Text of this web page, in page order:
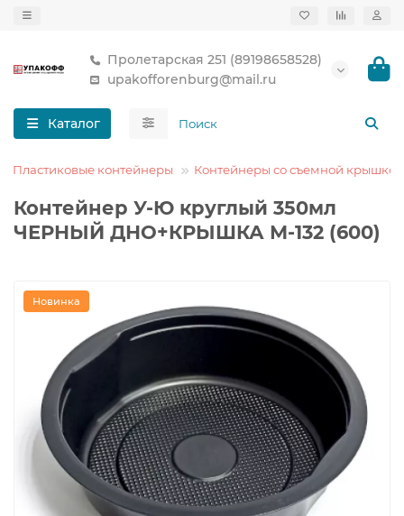
Пролетарская 251 (89198658528)
upakofforenburg@mail.ru
Каталог
Пластиковые контейнеры Контейнеры со съемной крышкой
Контейнер У-Ю круглый 350мл
ЧЕРНЫЙ ДНО+КРЫШКА М-132 (600)
Новинка